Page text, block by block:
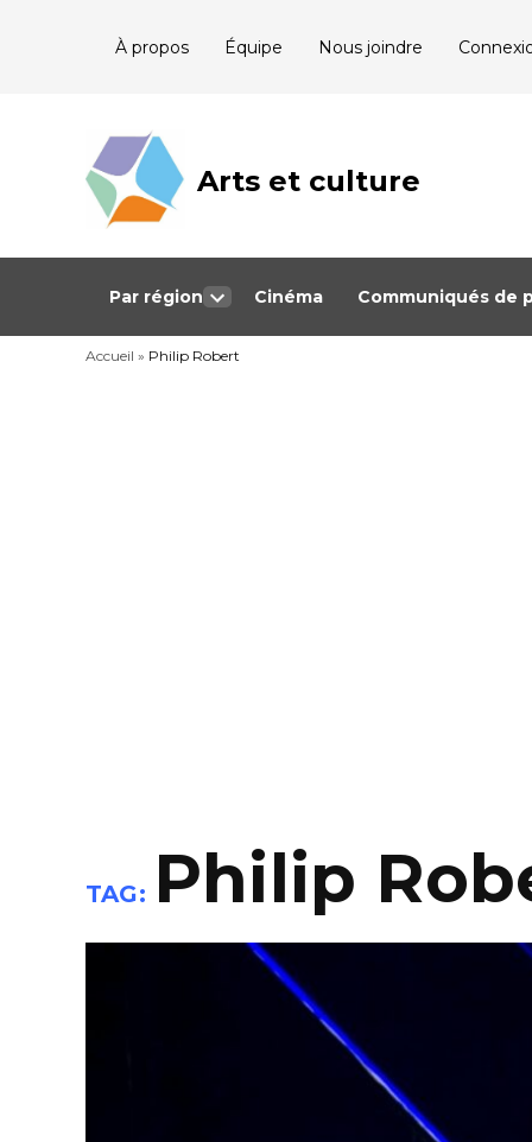
À propos Équipe Nous joindre
Arts et culture
Journalisme
Québec
Par région
dropdown
menu
Cinéma Communiqués de
Accueil » Philip Robert
TAG: Philip